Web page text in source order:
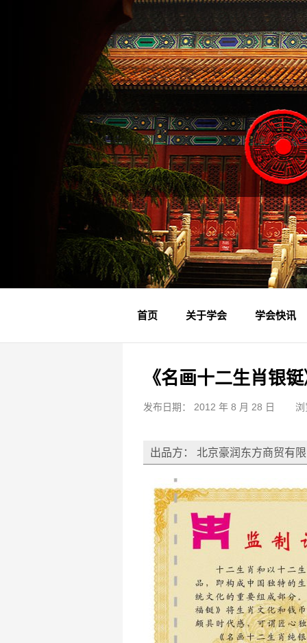
首页 关于学会
学会简介
章程制度
领导成员
理事名单
专家委员会
学术专家
学会会标
学会年鉴
学会快讯
学会动态
文物要闻
《名画十二生肖银
发布日期： 2012 年 8 月 28 日
出品方： 北京豪润东方商贸有